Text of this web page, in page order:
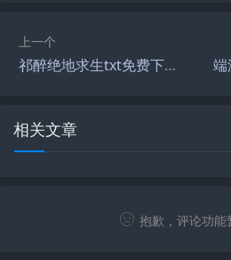
上一个
祁醉绝地求生txt免费下载-祁醉绝地求生txt完整版在线阅读
相关文章
抱歉，评论功能